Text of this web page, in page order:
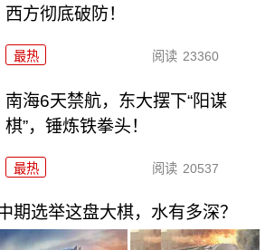
西方彻底破防！
最热 阅读 23360
南海6天禁航，东大摆下“阳谋
棋”，锤炼铁拳头！
最热 阅读 20537
期选举这盘大棋，水有多深？